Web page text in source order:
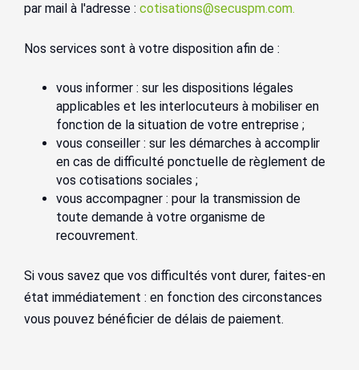
par mail à l'adresse : cotisations@secuspm.com.
Nos services sont à votre disposition afin de :
vous informer : sur les dispositions légales
applicables et les interlocuteurs à mobiliser en
fonction de la situation de votre entreprise ;
vous conseiller : sur les démarches à accomplir
en cas de difficulté ponctuelle de règlement de
vos cotisations sociales ;
vous accompagner : pour la transmission de
toute demande à votre organisme de
recouvrement.
Si vous savez que vos difficultés vont durer, faites-en
état immédiatement : en fonction des circonstances
vous pouvez bénéficier de délais de paiement.